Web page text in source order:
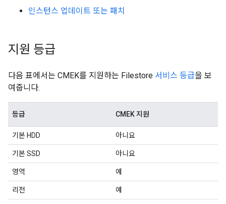
인스턴스 업데이트 또는 패치
지원 등급
다음 표에서는 CMEK를 지원하는 Filestore 서비스 등급을 보
여줍니다.
등급 CMEK 지원
기본 HDD 아니요
기본 SSD 아니요
영역 예
리전 예